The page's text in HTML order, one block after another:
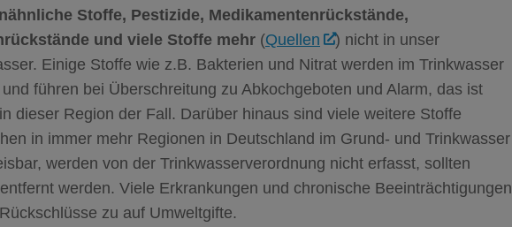
Stoffe, Pestizide, Medikamentenrückstände,
und viele Stoffe mehr (Quellen
) nicht in unser
Einige Stoffe wie z.B. Bakterien und Nitrat werden im Trinkwasser
führen bei Überschreitung zu Abkochgeboten und Alarm, das ist
dieser Region der Fall. Darüber hinaus sind viele weitere Stoffe
in immer mehr Regionen in Deutschland im Grund- und Trinkwasser
werden von der Trinkwasserverordnung nicht erfasst, sollten
werden. Viele Erkrankungen und chronische Beeinträchtigungen
zu auf Umweltgifte.